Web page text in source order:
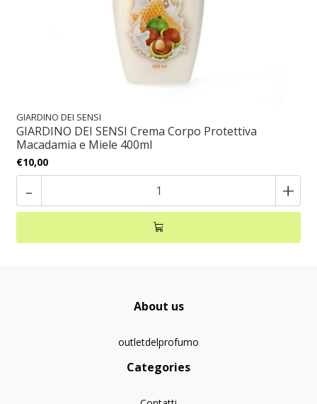
GIARDINO DEI SENSI
GIARDINO DEI SENSI Crema Corpo Protettiva
Macadamia e Miele 400ml
€10,00
- +
About us
outletdelprofumo
Categories